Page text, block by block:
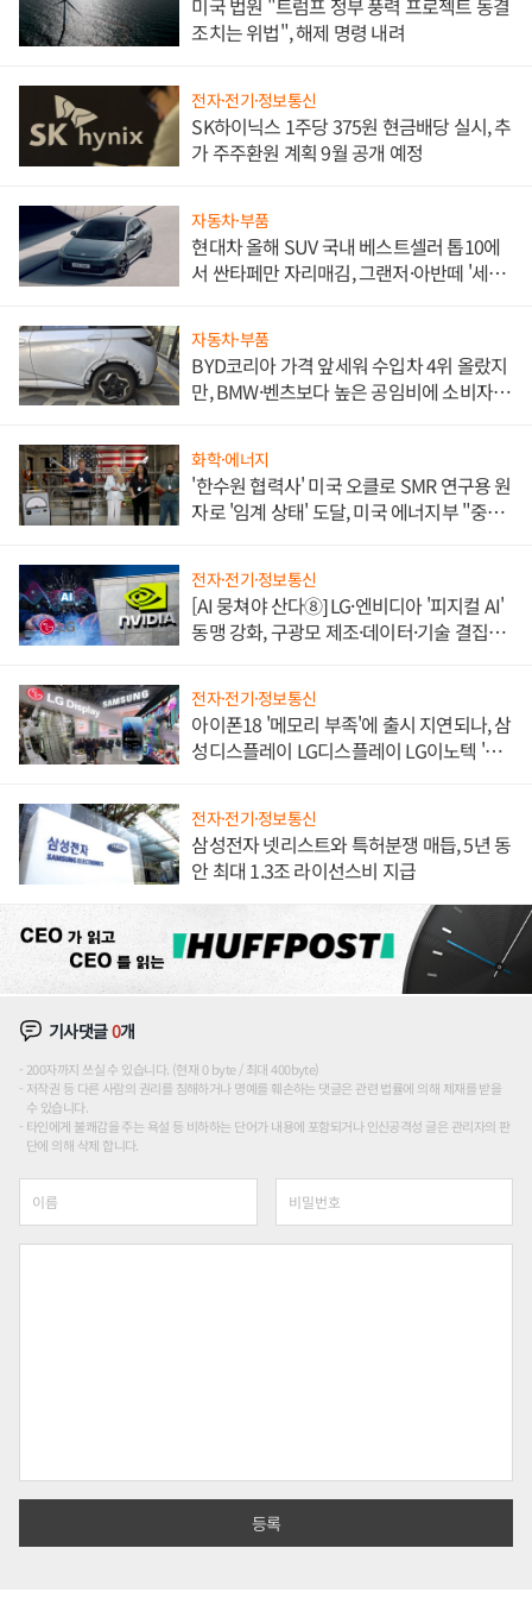
미국 법원 "트럼프 정부 풍력 프로젝트 동결
조치는 위법", 해제 명령 내려
전자·전기·정보통신
SK하이닉스 1주당 375원 현금배당 실시, 추
가 주주환원 계획 9월 공개 예정
자동차·부품
현대차 올해 SUV 국내 베스트셀러 톱10에
서 싼타페만 자리매김, 그랜저·아반떼 '세단
자동차·부품
BYD코리아 가격 앞세워 수입차 4위 올랐지
만, BMW·벤츠보다 높은 공임비에 소비자
화학·에너지
'한수원 협력사' 미국 오클로 SMR 연구용 원
자로 '임계 상태' 도달, 미국 에너지부 "중요
전자·전기·정보통신
[AI 뭉쳐야 산다⑧] LG·엔비디아 '피지컬 AI'
동맹 강화, 구광모 제조·데이터·기술 결집
전자·전기·정보통신
아이폰18 '메모리 부족'에 출시 지연되나, 삼
성디스플레이 LG디스플레이 LG이노텍 '탈
전자·전기·정보통신
삼성전자 넷리스트와 특허분쟁 매듭, 5년 동
안 최대 1.3조 라이선스비 지급
기사댓글0개
200자까지 쓰실 수 있습니다. (현재 0 byte / 최대 400byte)
저작권 등 다른 사람의 권리를 침해하거나 명예를 훼손하는 댓글은 관련 법률에 의해 제재를 받을
수 있습니다.
타인에게 불쾌감을 주는 욕설 등 비하하는 단어가 내용에 포함되거나 인신공격성 글은 관리자의 판
단에 의해 삭제 합니다.